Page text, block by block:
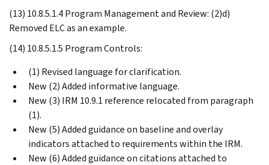
(13) 10.8.5.1.4 Program Management and Review: (2)d)
Removed ELC as an example.
(14) 10.8.5.1.5 Program Controls:
(1) Revised language for clarification.
New (2) Added informative language.
New (3) IRM 10.9.1 reference relocated from paragraph
(1).
New (5) Added guidance on baseline and overlay
indicators attached to requirements within the IRM.
New (6) Added guidance on citations attached to